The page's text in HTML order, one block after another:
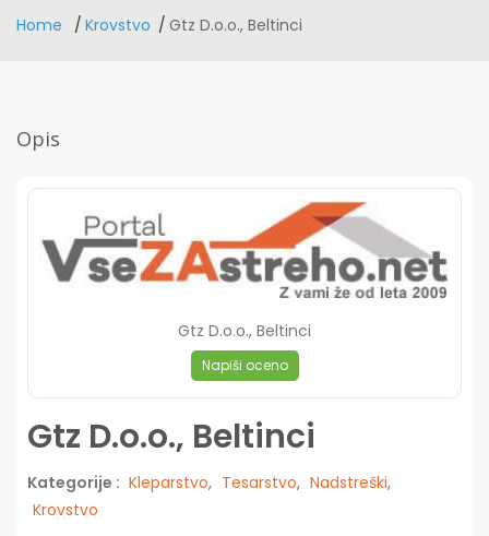
Home Krovstvo Gtz D.o.o., Beltinci
Opis
Gtz D.o.o., Beltinci
Napiši oceno
Gtz D.o.o., Beltinci
Kategorije : Kleparstvo, Tesarstvo, Nadstreški,
Krovstvo